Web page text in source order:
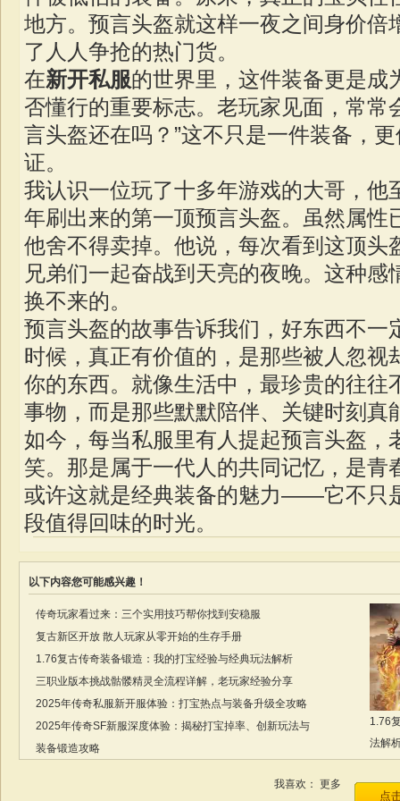
地方。预言头盔就这样一夜之间身价倍
了人人争抢的热门货。
在新开私服的世界里，这件装备更是成
否懂行的重要标志。老玩家见面，常常
言头盔还在吗？”这不只是一件装备，
证。
我认识一位玩了十多年游戏的大哥，他
年刷出来的第一顶预言头盔。虽然属性
他舍不得卖掉。他说，每次看到这顶头
兄弟们一起奋战到天亮的夜晚。这种感
换不来的。
预言头盔的故事告诉我们，好东西不一
时候，真正有价值的，是那些被人忽视
你的东西。就像生活中，最珍贵的往往
事物，而是那些默默陪伴、关键时刻真
如今，每当私服里有人提起预言头盔，
笑。那是属于一代人的共同记忆，是青
或许这就是经典装备的魅力——它不只
段值得回味的时光。
以下内容您可能感兴趣！
传奇玩家看过来：三个实用技巧帮你找到安稳服
复古新区开放 散人玩家从零开始的生存手册
1.76复古传奇装备锻造：我的打宝经验与经典玩法解析
三职业版本挑战骷髅精灵全流程详解，老玩家经验分享
2025年传奇私服新开服体验：打宝热点与装备升级全攻略
2025年传奇SF新服深度体验：揭秘打宝掉率、创新玩法与
装备锻造攻略
1.76
法解
我喜欢： 更多